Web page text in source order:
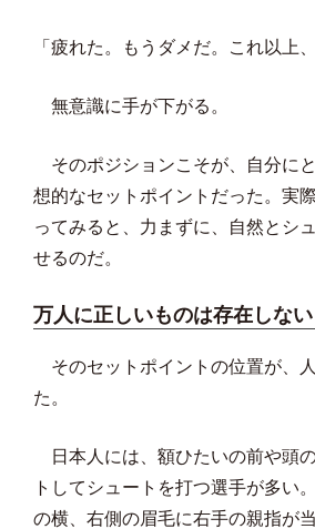
「疲れた。もうダメだ。これ以上
無意識に手が下がる。
そのポジションこそが、自分に
想的なセットポイントだった。実
ってみると、力まずに、自然とシ
せるのだ。
万人に正しいものは存在しない
そのセットポイントの位置が、
た。
日本人には、額ひたいの前や頭
トしてシュートを打つ選手が多い
の横、右側の眉毛に右手の親指が